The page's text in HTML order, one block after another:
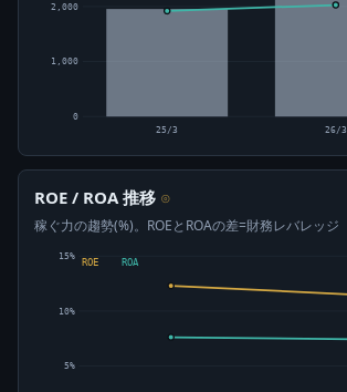
0
1,000
2,000
25/3 26/3
ROE / ROA 推移 ⊙
稼ぐ力の趨勢(%)。ROEとROAの差=財務レバレッジ
5%
10%
15%
ROE ROA